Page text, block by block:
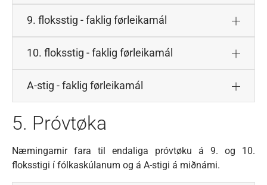
9. floksstig - faklig førleikamál
10. floksstig - faklig førleikamál
A-stig - faklig førleikamál
5. Próvtøka
Næmingarnir fara til endaliga próvtøku á 9. og 10.
floksstigi í fólkaskúlanum og á A-stigi á miðnámi.